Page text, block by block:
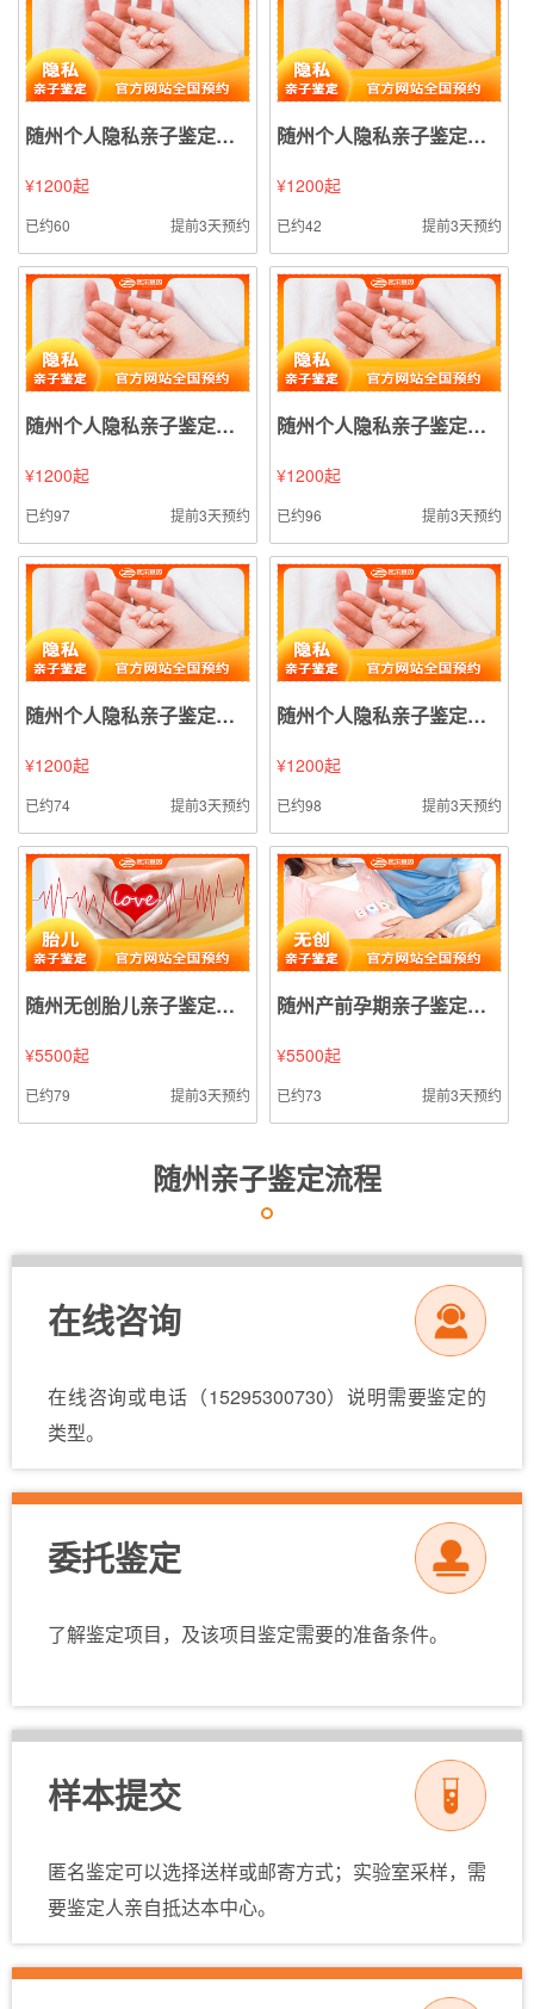
随州个人隐私亲子鉴定（血液血痕样本鉴定）
¥1200起
已约60 提前3天预约
随州个人隐私亲子鉴定（毛发样本鉴定）
¥1200起
已约42 提前3天预约
随州个人隐私亲子鉴定（口腔拭子样本鉴定）
¥1200起
已约97 提前3天预约
随州个人隐私亲子鉴定（精液精斑样本鉴定）
¥1200起
已约96 提前3天预约
随州个人隐私亲子鉴定（指甲样本鉴定）
¥1200起
已约74 提前3天预约
随州个人隐私亲子鉴定（烟头烟蒂样本鉴定）
¥1200起
已约98 提前3天预约
随州无创胎儿亲子鉴定（静脉血样本鉴定）
¥5500起
已约79 提前3天预约
随州产前孕期亲子鉴定（无创亲子鉴定无创亲子鉴定样本鉴定）
¥5500起
已约73 提前3天预约
随州亲子鉴定流程
在线咨询
在线咨询或电话（15295300730）说明需要鉴定的
类型。
委托鉴定
了解鉴定项目，及该项目鉴定需要的准备条件。
样本提交
匿名鉴定可以选择送样或邮寄方式；实验室采样，需
要鉴定人亲自抵达本中心。